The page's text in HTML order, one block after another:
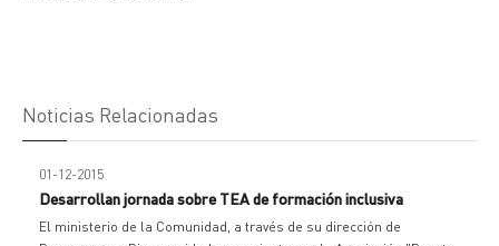
Noticias Relacionadas
01-12-2015
Desarrollan jornada sobre TEA de formación inclusiva
El ministerio de la Comunidad, a través de su dirección de